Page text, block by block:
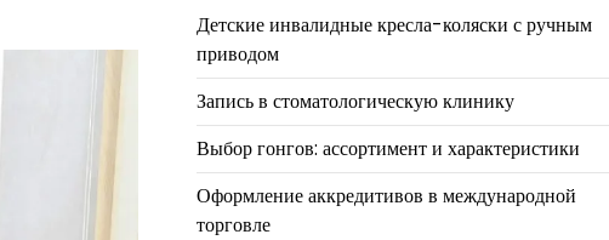
Детские инвалидные кресла-коляски с ручным
приводом
Запись в стоматологическую клинику
Выбор гонгов: ассортимент и характеристики
Оформление аккредитивов в международной
торговле